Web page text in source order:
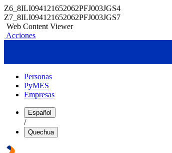
Z6_8ILI094121652062PFJ003JGS4
Z7_8ILI094121652062PFJ003JGS7
Web Content Viewer
Acciones
Personas
PyMES
Empresas
Español
/
Quechua